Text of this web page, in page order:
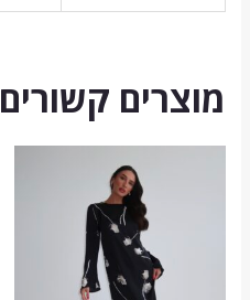
מוצרים קשורים